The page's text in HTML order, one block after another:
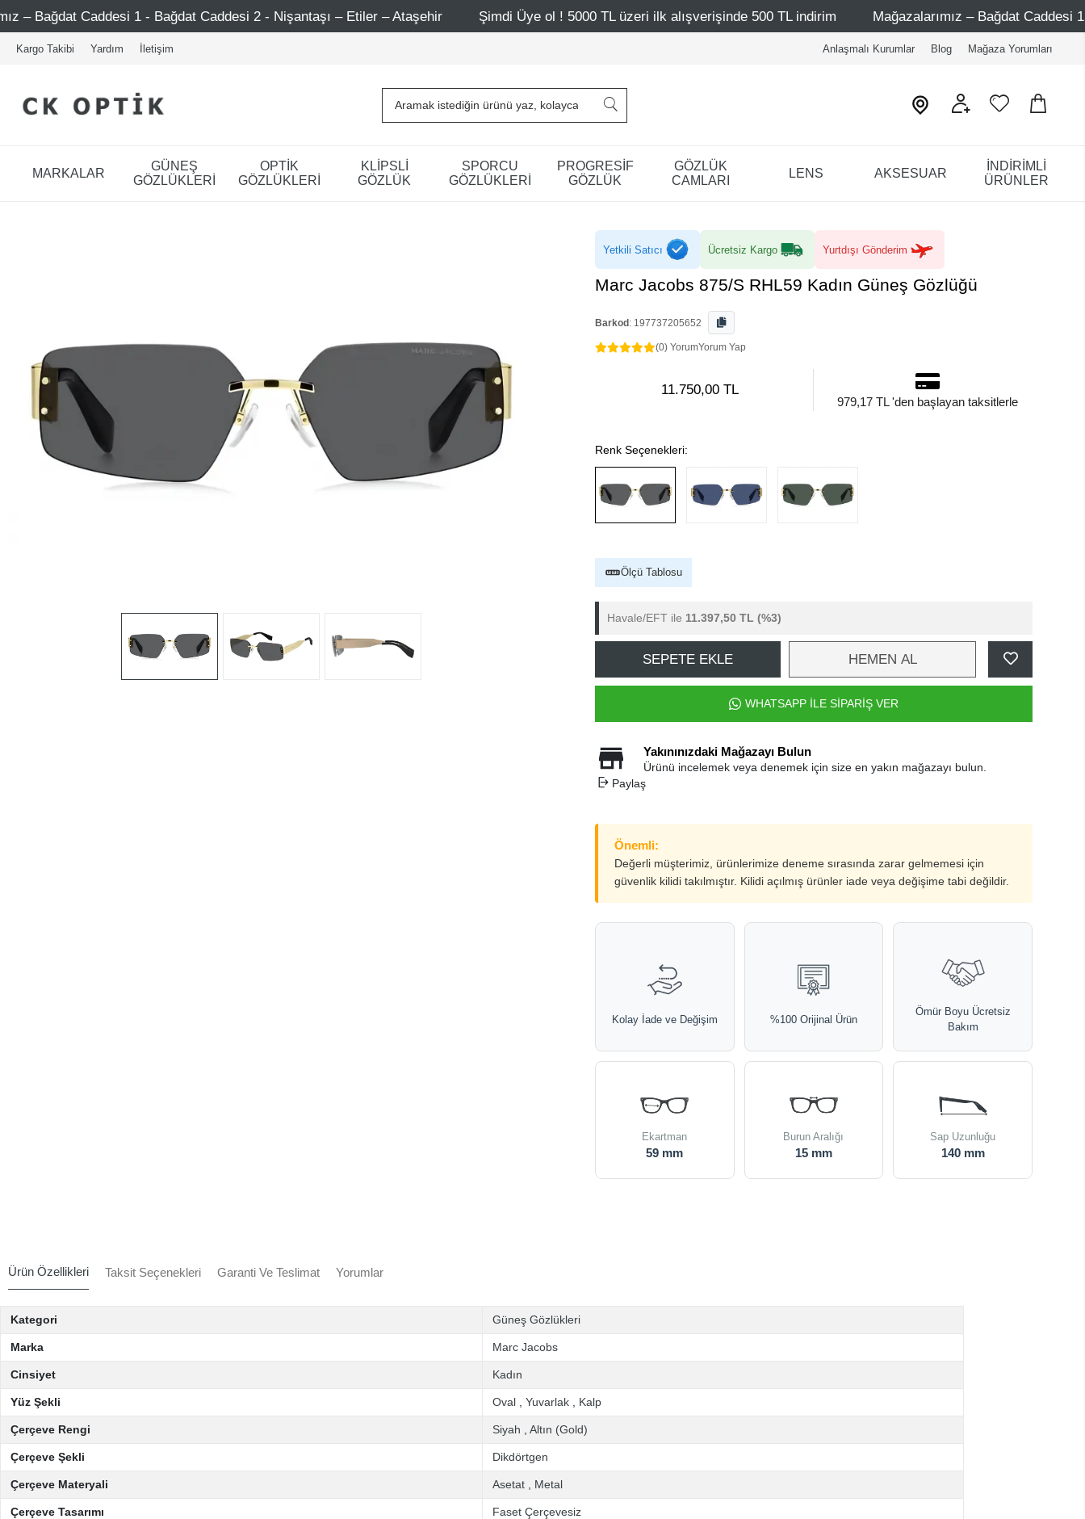
1 - Bağdat Caddesi 2 - Nişantaşı – Etiler – Ataşehir Şimdi Üye ol ! 5000 TL üzeri ilk alışverişinde 500 TL indirim Mağazalarımız – Bağdat Caddesi 1 - Bağdat
Kargo Takibi Yardım İletişim Anlaşmalı Kurumlar Blog Mağaza Yorumları
MARKALAR
GÜNEŞ
GÖZLÜKLERİ
OPTİK
GÖZLÜKLERİ
KLİPSLİ
GÖZLÜK
SPORCU
GÖZLÜKLERİ
PROGRESİF
GÖZLÜK
GÖZLÜK
CAMLARI
LENS AKSESUAR
İNDİRİMLİ
ÜRÜNLER
Yetkili Satıcı Ücretsiz Kargo Yurtdışı Gönderim
Marc Jacobs 875/S RHL59 Kadın Güneş Gözlüğü
Barkod : 197737205652
(0) YorumYorum Yap
11.750,00 TL
979,17 TL 'den başlayan taksitlerle
Renk Seçenekleri:
Ölçü Tablosu
Havale/EFT ile 11.397,50 TL (%3)
SEPETE EKLE HEMEN AL
WHATSAPP İLE SİPARİŞ VER
Yakınınızdaki Mağazayı Bulun
Ürünü incelemek veya denemek için size en yakın mağazayı bulun.
Paylaş
Önemli:
Değerli müşterimiz, ürünlerimize deneme sırasında zarar gelmemesi için
güvenlik kilidi takılmıştır. Kilidi açılmış ürünler iade veya değişime tabi değildir.
Kolay İade ve Değişim %100 Orijinal Ürün
Ömür Boyu Ücretsiz
Bakım
Ekartman
59 mm
Burun Aralığı
15 mm
Sap Uzunluğu
140 mm
Ürün Özellikleri Taksit Seçenekleri Garanti Ve Teslimat Yorumlar
Kategori Güneş Gözlükleri
Marka Marc Jacobs
Cinsiyet Kadın
Yüz Şekli Oval Yuvarlak Kalp
Çerçeve Rengi Siyah Altın (Gold)
Çerçeve Şekli Dikdörtgen
Çerçeve Materyali Asetat Metal
Çerçeve Tasarımı Faset Çerçevesiz